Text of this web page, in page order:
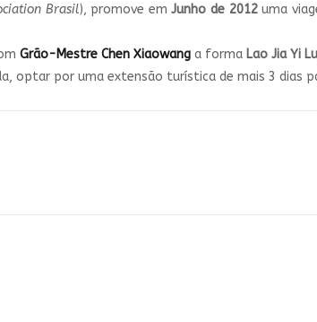
Brasil), promove emJunho de 2012uma
Grão-Mestre Chen Xiaowang a forma Lao Jia Yi
optar por uma extensão turística de mais 3 dias